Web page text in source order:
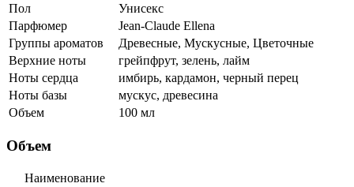
Пол
Унисекс
Парфюмер
Jean-Claude Ellena
Группы ароматов
Древесные, Мускусные, Цветочные
Верхние ноты
грейпфрут, зелень, лайм
Ноты сердца
имбирь, кардамон, черный перец
Ноты базы
мускус, древесина
Объем
100 мл
Объем
Наименование